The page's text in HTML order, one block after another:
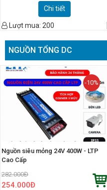
Chi tiết
Lượt mua: 200
NGUỒN TỔNG DC
-10%
Nguồn siêu mỏng 24V 400W - LTP
Cao Cấp
282.000Đ
254.000Đ